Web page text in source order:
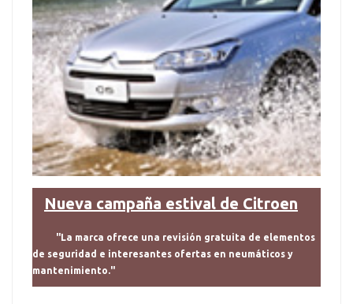
Nueva campaña estival de Citroen
"La marca ofrece una revisión gratuita de elementos
de seguridad e interesantes ofertas en neumáticos y
mantenimiento."